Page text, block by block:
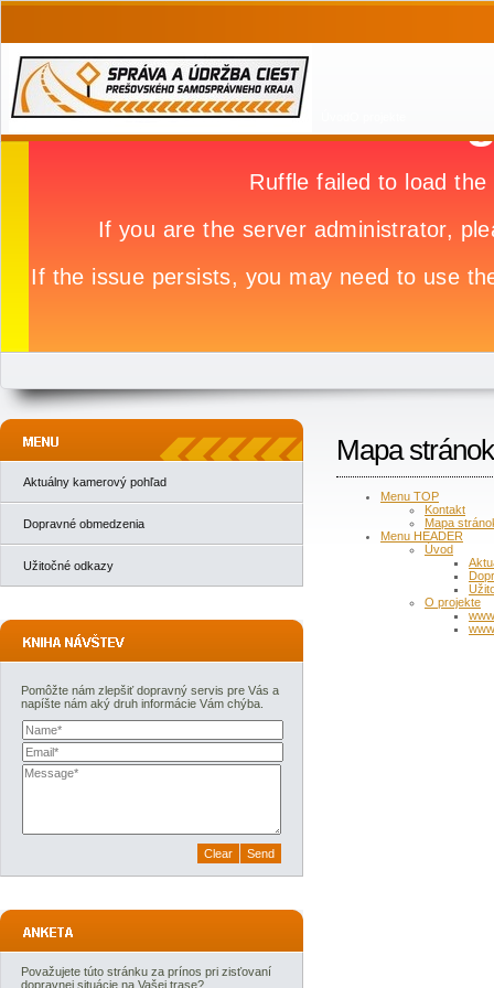
Aktuálny kamerový pohľad
Dopravné obmedzenia
Užitočné odkazy
Pomôžte nám zlepšiť dopravný servis pre Vás a
napíšte nám aký druh informácie Vám chýba.
Považujete túto stránku za prínos pri zisťovaní
dopravnej situácie na Vašej trase?
Mapa stránok
Menu TOP
Kontakt
Mapa
Menu HEADER
Úvod
O projekte